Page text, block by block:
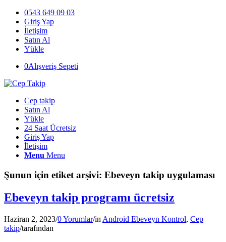
0543 649 09 03
Giriş Yap
İletişim
Satın Al
Yükle
0Alışveriş Sepeti
Cep takip
Satın Al
Yükle
24 Saat Ücretsiz
Giriş Yap
İletişim
Menu Menu
Şunun için etiket arşivi: Ebeveyn takip uygulaması
Ebeveyn takip programı ücretsiz
Haziran 2, 2023/0 Yorumlar/in Android Ebeveyn Kontrol, Cep
takip/tarafından